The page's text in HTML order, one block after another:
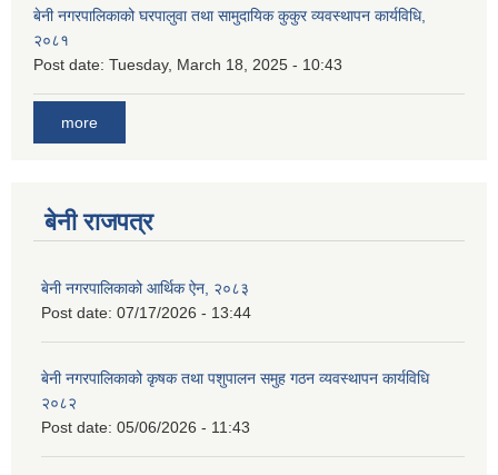
बेनी नगरपालिकाको घरपालुवा तथा सामुदायिक कुकुर व्यवस्थापन कार्यविधि,
२०८१
Post date: Tuesday, March 18, 2025 - 10:43
more
बेनी राजपत्र
बेनी नगरपालिकाको आर्थिक ऐन, २०८३
Post date: 07/17/2026 - 13:44
बेनी नगरपालिकाको कृषक तथा पशुपालन समुह गठन व्यवस्थापन कार्यविधि
२०८२
Post date: 05/06/2026 - 11:43